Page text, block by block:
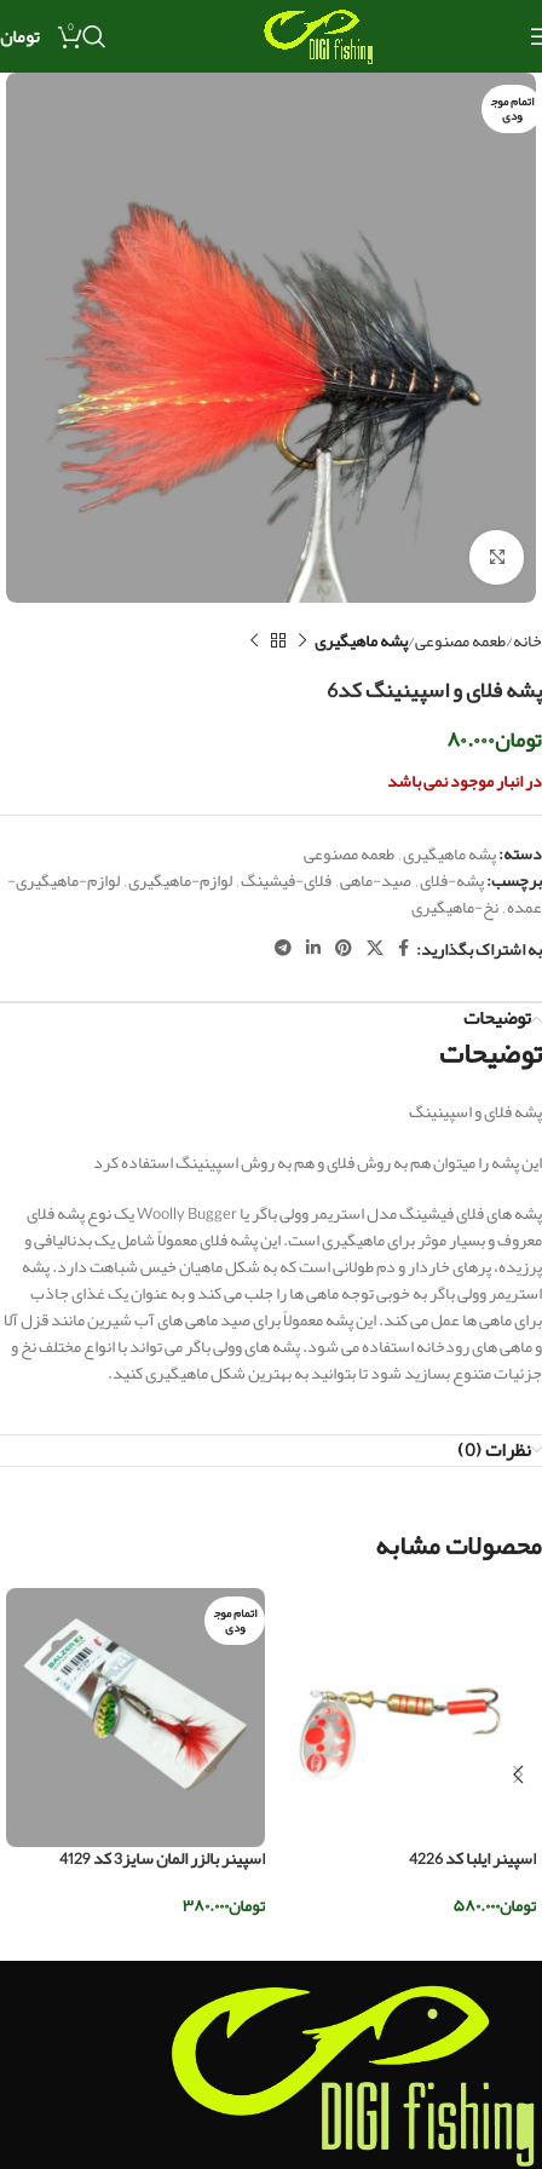
0 تومان
اتمام موج
ودی
بزرگنمایی تصویر
خانه طعمه مصنوعی پشه ماهیگیری
پشه فلای و اسپینینگ کد6
تومان۸۰.۰۰۰
در انبار موجود نمی باشد
دسته:پشه ماهیگیری,طعمه مصنوعی
برچسب:پشه-فلای,صید-ماهی,فلای-فیشینگ,لوازم-ماهیگیری,لوازم-ماهیگیری-
عمده,نخ-ماهیگیری
به اشتراک بگذارید:
توضیحات
توضیحات
پشه فلای و اسپینینگ
این پشه را میتوان هم به روش فلای و هم به روش اسپینینگ استفاده کرد
پشه های فلای فیشینگ مدل استریمر وولی باگر یا Woolly Bugger یک نوع پشه فلای
معروف و بسیار موثر برای ماهیگیری است. این پشه فلای معمولاً شامل یک بدنالیافی و
پرزیده، پرهای خاردار و دم طولانی است که به شکل ماهیان خیس شباهت دارد. پشه
استریمر وولی باگر به خوبی توجه ماهی ها را جلب می کند و به عنوان یک غذای جاذب
برای ماهی ها عمل می کند. این پشه معمولاً برای صید ماهی های آب شیرین مانند قزل آلا
و ماهی های رودخانه استفاده می شود. پشه های وولی باگر می تواند با انواع مختلف نخ و
جزئیات متنوع بسازید شود تا بتوانید به بهترین شکل ماهیگیری کنید.
نظرات (0)
محصولات مشابه
اسپینر ایلبا کد 4226
تومان۵۸۰.۰۰۰
اتمام موج
ودی
اسپینر بالزر المان سایز3 کد 4129
تومان۳۸۰.۰۰۰